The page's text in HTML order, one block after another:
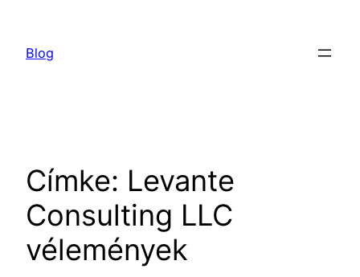
tartalomhoz
Blog
Címke: Levante
Consulting LLC
vélemények